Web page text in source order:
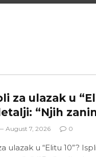
za ulazak u
“Njih
August 7, 2026 0
ulazak u “Elitu 10”?